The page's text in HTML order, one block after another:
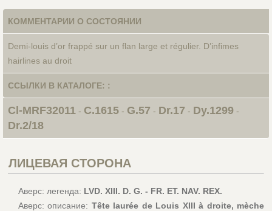
КОММЕНТАРИИ О СОСТОЯНИИ
Demi-louis d’or frappé sur un flan large et régulier. D’infimes
hairlines au droit
ССЫЛКИ В КАТАЛОГЕ: :
Cl-MRF32011- C.1615- G.57 - Dr.17 - Dy.1299-
Dr.2/18
ЛИЦЕВАЯ СТОРОНА
Аверс: легенда: LVD. XIII. D. G. - FR. ET. NAV. REX.
Аверс: описание: Tête laurée de Louis XIII à droite, mèche